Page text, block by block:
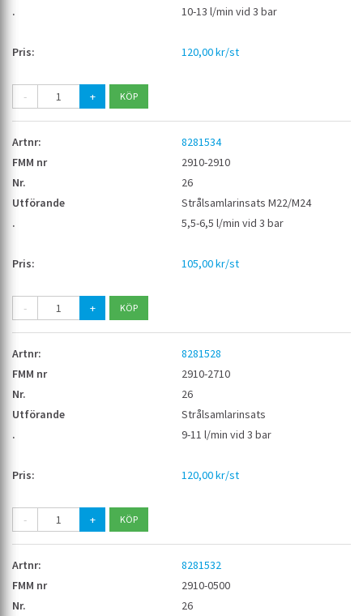
10-13 l/min vid 3 bar
120,00 kr/st
- +
8281534
2910-2910
26
Strålsamlarinsats M22/M24
5,5-6,5 l/min vid 3 bar
105,00 kr/st
- +
8281528
2910-2710
26
Strålsamlarinsats
9-11 l/min vid 3 bar
120,00 kr/st
- +
8281532
2910-0500
26